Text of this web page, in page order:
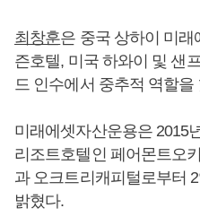
최창훈은 중국 상하이 미래
즌호텔, 미국 하와이 및 샌
드 인수에서 중추적 역할을
미래에셋자산운용은 2015
리조트호텔인 페어몬트오
과 오크트리캐피털로부터
밝혔다.